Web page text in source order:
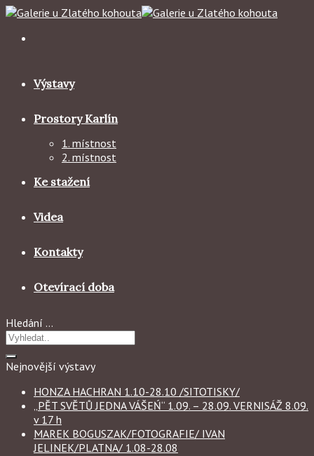
Skip
content
Výstavy
Prostory Karlín
1. místnost
2. místnost
Ke stažení
Videa
Kontakty
Otevírací doba
Hledání …
Nejnovější výstavy
HONZA HACHRAN 1.10-28.10 /SITOTISKY/
„PĚT SVĚTŮ JEDNA VÁŠEŃ“ 1.09. – 28.09. VERNISÁŽ 8.09.
v 17 h
MAREK BOGUSZAK/FOTOGRAFIE/ IVAN
JELINEK/PLATNA/ 1.08-28.08